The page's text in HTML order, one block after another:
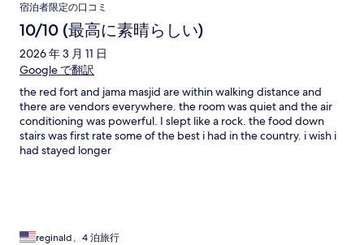
宿泊者限定の口コミ
10/10 (最高に素晴らしい)
2026 年 3 月 11 日
Google で翻訳
the red fort and jama masjid are within walking distance and
there are vendors everywhere. the room was quiet and the air
conditioning was powerful. I slept like a rock. the food down
stairs was first rate some of the best i had in the country. i wish i
had stayed longer
reginald、4 泊旅行